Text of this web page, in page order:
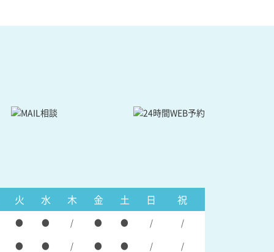
火 水 木 金 土 日
祝
● ● / ● ● / /
● ● / ● ● / /